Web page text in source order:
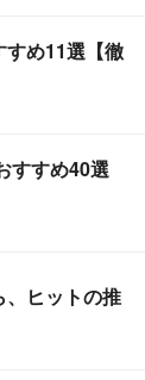
すめ11選【徹
すすめ40選
、ヒットの推